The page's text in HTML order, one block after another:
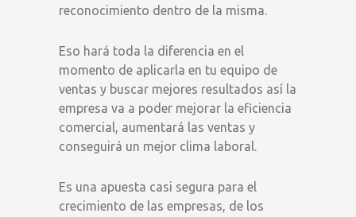
reconocimiento dentro de la misma.
Eso hará toda la diferencia en el
momento de aplicarla en tu equipo de
ventas y buscar mejores resultados así la
empresa va a poder mejorar la eficiencia
comercial, aumentará las ventas y
conseguirá un mejor clima laboral.
Es una apuesta casi segura para el
crecimiento de las empresas, de los